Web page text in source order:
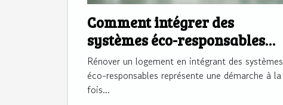
Comment intégrer des
systèmes éco-responsables
dans votre rénovation ?
Rénover un logement en intégrant des systèmes
éco-responsables représente une démarche à la
fois...